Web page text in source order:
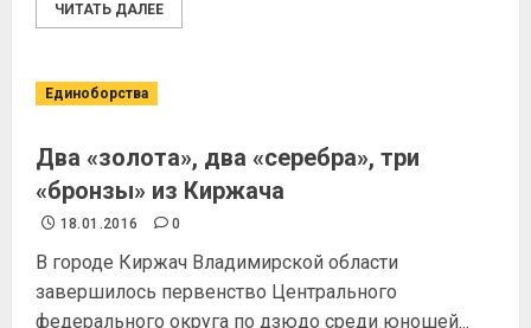
ЧИТАТЬ ДАЛЕЕ
Единоборства
Два «золота», два «серебра», три
«бронзы» из Киржача
18.01.2016 0
В городе Киржач Владимирской области
завершилось первенство Центрального
федерального округа по дзюдо среди юношей...